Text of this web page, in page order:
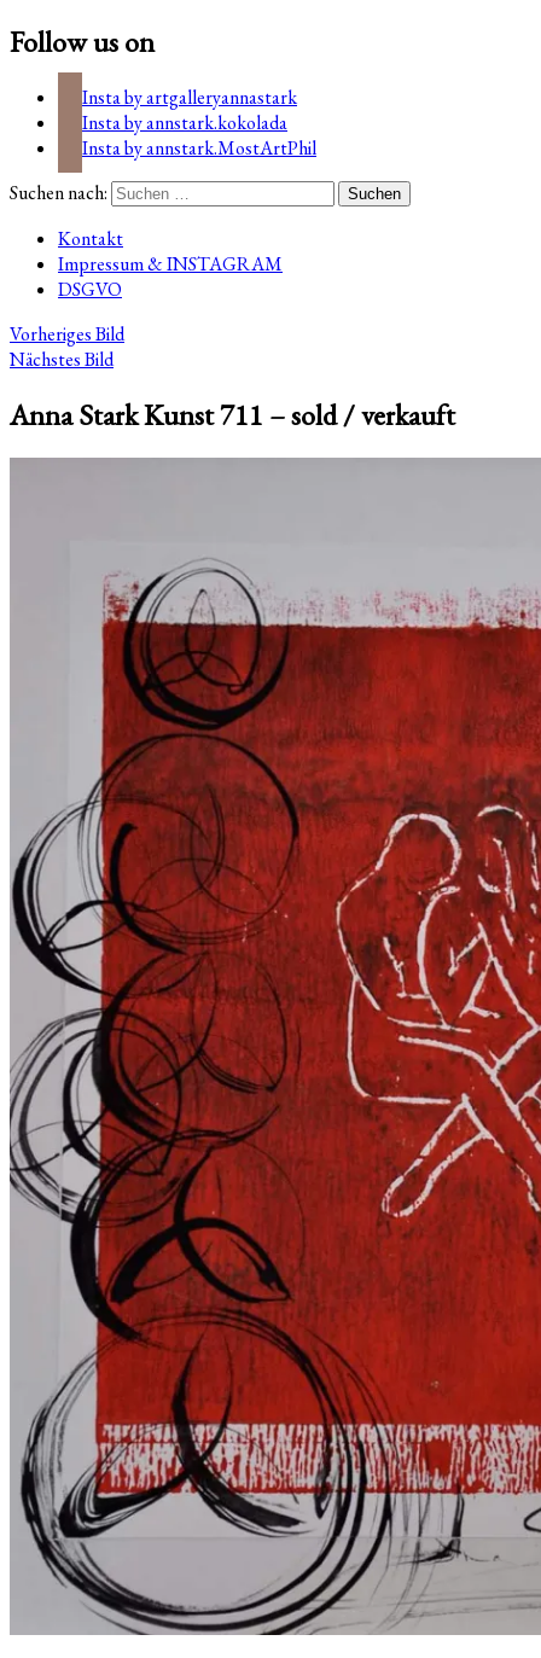
Follow us on
Insta by artgalleryannastark
Insta by annstark.kokolada
Insta by annstark.MostArtPhil
Suchen nach:
Kontakt
Impressum & INSTAGRAM
DSGVO
Vorheriges Bild
Nächstes Bild
Anna Stark Kunst 711 – sold / verkauft